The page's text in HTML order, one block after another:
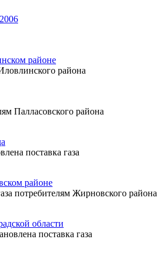
2006
районе
района
Палласовского района
поставка газа
районе
потребителям Жирновского района
области
поставка газа